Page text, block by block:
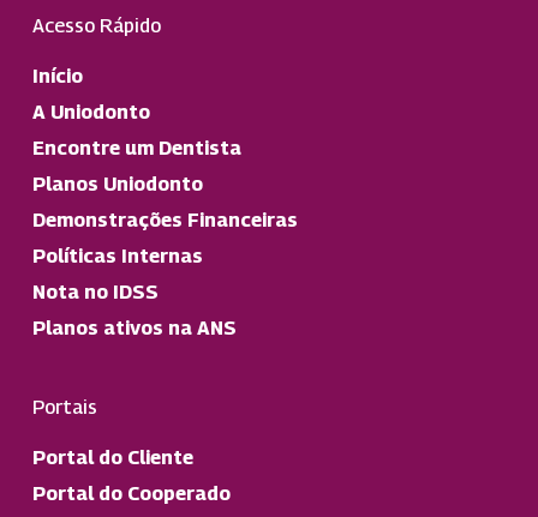
Acesso Rápido
Início
A Uniodonto
Encontre um Dentista
Planos Uniodonto
Demonstrações Financeiras
Políticas Internas
Nota no IDSS
Planos ativos na ANS
Portais
Portal do Cliente
Portal do Cooperado